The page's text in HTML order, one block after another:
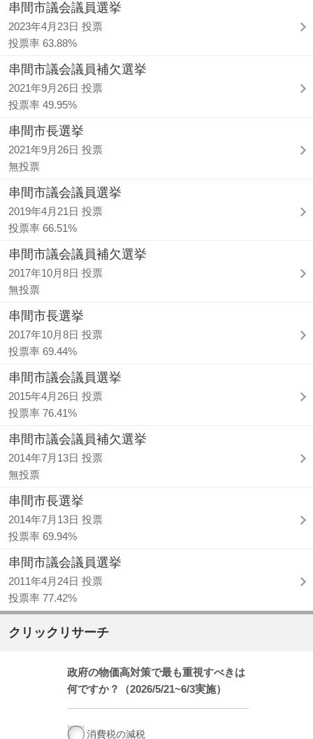
串間市議会議員選挙
2023年4月23日 投票
投票率 63.88%
串間市議会議員補欠選挙
2021年9月26日 投票
投票率 49.95%
串間市長選挙
2021年9月26日 投票
無投票
串間市議会議員選挙
2019年4月21日 投票
投票率 66.51%
串間市議会議員補欠選挙
2017年10月8日 投票
無投票
串間市長選挙
2017年10月8日 投票
投票率 69.44%
串間市議会議員選挙
2015年4月26日 投票
投票率 76.41%
串間市議会議員補欠選挙
2014年7月13日 投票
無投票
串間市長選挙
2014年7月13日 投票
投票率 69.94%
串間市議会議員選挙
2011年4月24日 投票
投票率 77.42%
クリックリサーチ
政府の物価高対策で最も重視すべきは
何ですか？（2026/5/21~6/3実施）
消費税の減税